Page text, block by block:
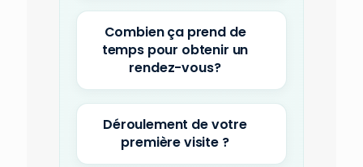
Combien ça prend de
temps pour obtenir un
rendez-vous?
Déroulement de votre
première visite ?